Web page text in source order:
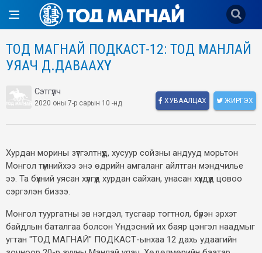
ТОД МАГНАЙ ПОДКАСТ-12: ТОД МАНЛАЙ
УЯАЧ Д.ДАВААХҮҮ
Сэтгүүлч
2020 оны 7-р сарын 10 -нд ХУВААЛЦАХ ЖИРГЭХ
Хурдан морины зүтгэлтнүүд, хусуур сойзны андууд морьтон
Монгол түмнийхээ энэ өдрийн амгаланг айлтган мэндчилье
ээ. Та бүхний уясан хүлгүүд хурдан сайхан, унасан хүүхдүүд цовоо
сэргэлэн бизээ.
Монгол туургатны эв нэгдэл, тусгаар тогтнол, бүрэн эрхэт
байдлын баталгаа болсон Үндэсний их баяр цэнгэл наадмыг
угтан "ТОД МАГНАЙ" ПОДКАСТ-ынхаа 12 дахь удаагийн